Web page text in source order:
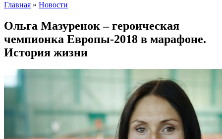
Главная » Новости
Ольга Мазуренок – героическая
чемпионка Европы-2018 в марафоне.
История жизни